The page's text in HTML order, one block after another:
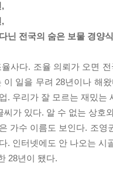
,
,
닌 전국의 숨은 보물 경양
사다. 조율 의뢰가 오면
이 일을 무려 28년이나 해
. 우리가 잘 모르는 재밌
씨가 있다. 알 수 없는 상
가수 이름도 보인다. 조
. 인터넷에도 안 나오는
28년이 됐다.